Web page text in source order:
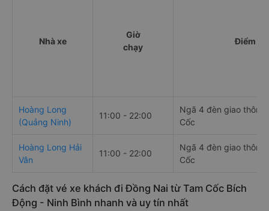
Nhà xe
Giờ
chạy
Điểm đi
Hoàng Long
(Quảng Ninh)
11:00 - 22:00
Ngã 4 đèn giao thông
Cốc
Hoàng Long Hải
Vân
11:00 - 22:00
Ngã 4 đèn giao thông
Cốc
Cách đặt vé xe khách đi Đồng Nai từ Tam Cốc Bích
Động - Ninh Bình nhanh và uy tín nhất